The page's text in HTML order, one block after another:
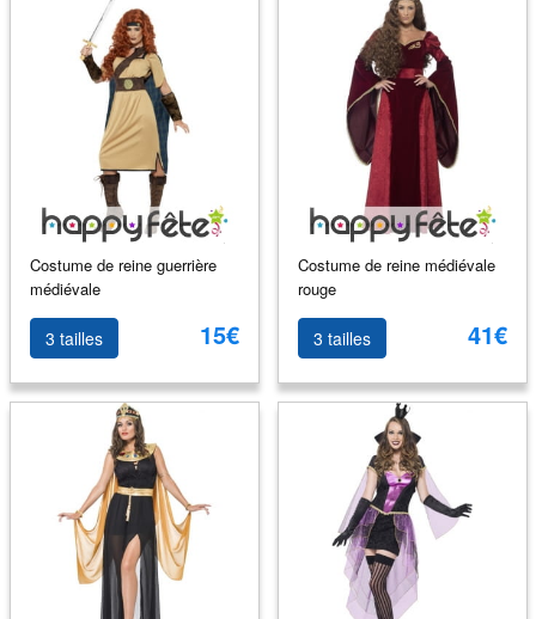
Costume de reine guerrière
médiévale
3 tailles 15€
Costume de reine médiévale
rouge
3 tailles 41€